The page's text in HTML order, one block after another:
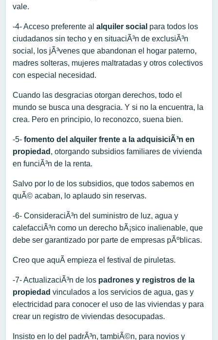
vale.
-4- Acceso preferente al alquiler social para todos los
ciudadanos sin techo y en situaciÃ³n de exclusiÃ³n
social, los jÃ³venes que abandonan el hogar paterno,
madres solteras, mujeres maltratadas y otros colectivos
con especial necesidad.
Cuando las desgracias otorgan derechos, todo el
mundo se busca una desgracia. Y si no la encuentra, la
crea. Pero en principio, lo reconozco, suena bien.
-5- fomento del alquiler frente a la adquisiciÃ³n en
propiedad , otorgando subsidios familiares de vivienda
en funciÃ³n de la renta.
Salvo por lo de los subsidios, que todos sabemos en
quÃ© acaban, lo aplaudo sin reservas.
-6- ConsideraciÃ³n del suministro de luz, agua y
calefacciÃ³n como un derecho bÃ¡sico inalienable, que
debe ser garantizado por parte de empresas pÃºblicas.
Creo que aquÃ­ empieza el festival de piruletas.
-7- ActualizaciÃ³n de los padrones y registros de la
propiedad vinculados a los servicios de agua, gas y
electricidad para conocer el uso de las viviendas y para
crear un registro de viviendas desocupadas.
Insisto en lo del padrÃ³n, tambiÃ©n, para novios y